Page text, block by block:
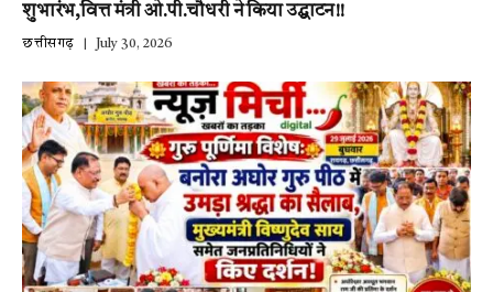
शुभारंभ,वित्त मंत्री ओ.पी.चौधरी ने किया उद्घाटन!!
छत्तीसगढ़ July 30, 2026